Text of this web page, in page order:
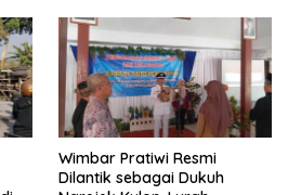
Wimbar Pratiwi Resmi
Dilantik sebagai Dukuh